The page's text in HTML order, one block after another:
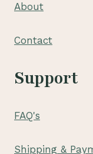
About
Contact
Support
FAQ's
Shipping &